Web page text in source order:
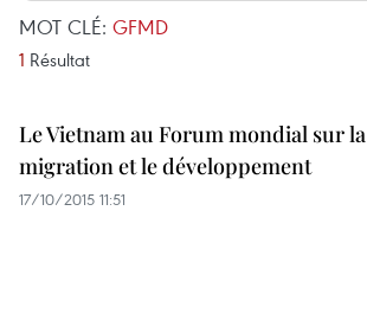
MOT CLÉ: GFMD
1 Résultat
Le Vietnam au Forum mondial sur la
migration et le développement
17/10/2015 11:51